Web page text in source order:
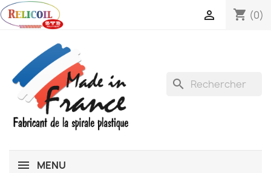
shopping_cart (0)

search
MENU